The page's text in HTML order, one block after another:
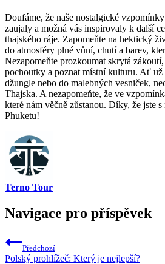
Doufáme, že naše nostalgické
zaujaly a ‍možná vás inspirovaly⁤ k další
thajského ‌ráje. Zapomeňte na hektický
do atmosféry plné vůní, chutí a barev,
⁤Nezapomeňte⁢ prozkoumat skrytá
pochoutky a poznat místní kulturu. Ať už
džungle ​nebo do malebných ‍vesniček,
Thajska. A nezapomeňte, že ⁣ve
které nám věčně zůstanou. Díky, ‍že jste
Phuketu!
Terno Tour
Navigace pro příspěvek
Předchozí
Polský prohlížeč: Který je nejlepší?